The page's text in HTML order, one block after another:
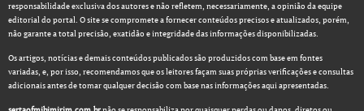
responsabilidade exclusiva dos autores e não refletem, necessariamente, a opinião da equipe
editorial do portal. O site se compromete a fornecer conteúdos precisos e atualizados, porém,
não garante a total precisão, exatidão e integridade das informações disponibilizadas.
Os artigos, notícias e demais conteúdos publicados são produzidos com base em fontes
variadas, e, por isso, recomendamos que os leitores façam suas próprias verificações e consultas
adicionais antes de tomar qualquer decisão com base nas informações aqui apresentadas.